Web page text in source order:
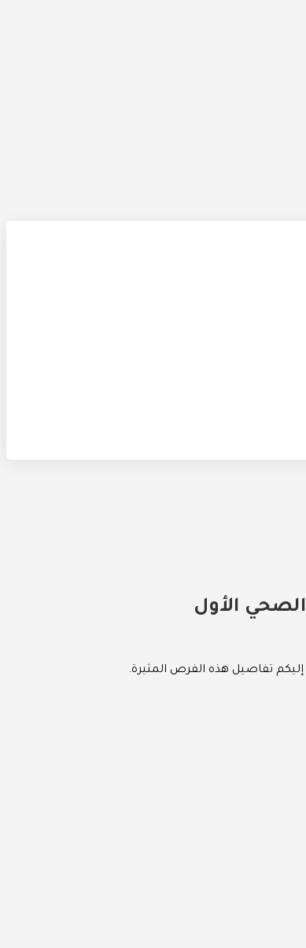
الأول
تفاصيل هذه الفرص المثيرة.